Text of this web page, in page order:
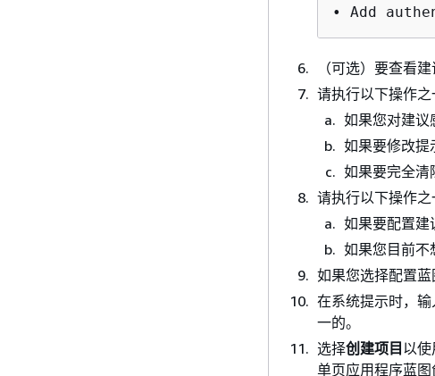
（可选）要查看
请执行以下操作之
如果您对建议
如果要修改提
如果要完全清
请执行以下操作之
如果要配置建
如果您目前不
如果您选择配置
在系统提示时，
一的。
选择创建项目 以
单页应用程序蓝图